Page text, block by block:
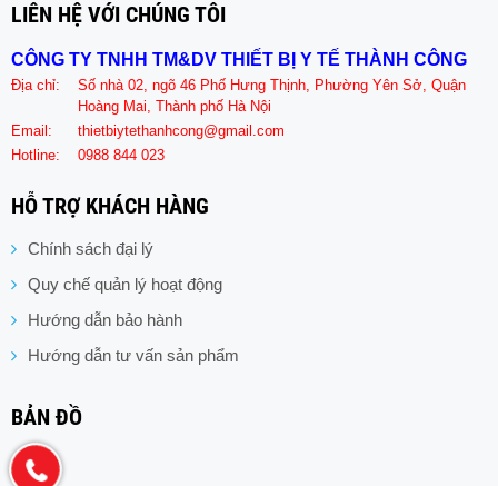
LIÊN HỆ VỚI CHÚNG TÔI
CÔNG TY TNHH TM&DV THIẾT BỊ Y TẾ THÀNH CÔNG
Địa chỉ:
Số nhà 02, ngõ 46 Phố Hưng Thịnh, Phường Yên Sở, Quận
Hoàng Mai, Thành phố Hà Nội
Email:
thietbiytethanhcong@gmail.com
Hotline:
0988 844 023
HỖ TRỢ KHÁCH HÀNG
Chính sách đại lý
Quy chế quản lý hoạt động
Hướng dẫn bảo hành
Hướng dẫn tư vấn sản phẩm
BẢN ĐỒ